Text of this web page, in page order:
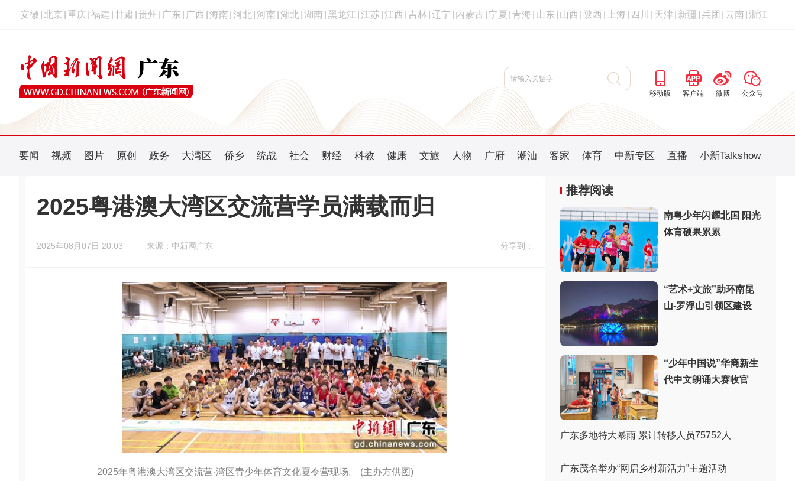
安徽 北京 重庆 福建 甘肃 贵州 广东 广西 海南 河北 河南 湖北 湖南 黑龙江 江苏 江西 吉林 辽宁 内蒙古 宁夏 青海 山东 山西 陕西 上海 四川 天津 新疆 兵团 云南 浙江
移动版 客户端 微博 公众号
要闻 视频 图片 原创 政务 大湾区 侨乡 统战 社会 财经 科教 健康 文旅 人物 广府 潮汕 客家 体育 中新专区 直播 小新Talkshow
2025粤港澳大湾区交流营学员满载而归
2025年08月07日 20:03 来源：中新网广东 分享到：
2025年粤港澳大湾区交流营·湾区青少年体育文化夏令营现场。 (主办方供图)
推荐阅读
南粤少年闪耀北国 阳光
体育硕果累累
“艺术+文旅”助环南昆
山-罗浮山引领区建设
“少年中国说”华裔新生
代中文朗诵大赛收官
广东多地特大暴雨 累计转移人员75752人
广东茂名举办“网启乡村新活力”主题活动